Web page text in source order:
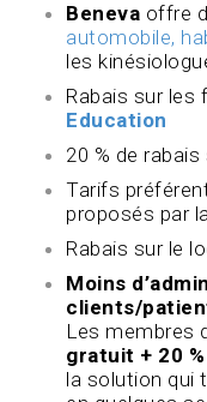
Beneva offre
automobile,
les
Rabais sur les
Education
20 % de
Tarifs
proposés par
Rabais sur le
Moins
clients/
Les membres
gratuit + 20
la solution qui